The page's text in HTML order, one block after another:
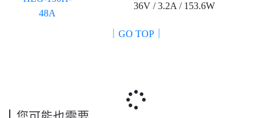
48A
36V / 3.2A / 153.6W
｜GO TOP｜